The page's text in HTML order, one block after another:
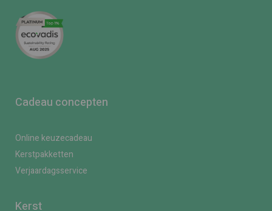
Cadeau concepten
Online keuzecadeau
Kerstpakketten
Verjaardagsservice
Kerst